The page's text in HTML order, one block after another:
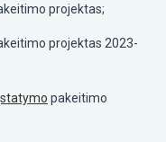
projektas;
projektas 2023-
pakeitimo